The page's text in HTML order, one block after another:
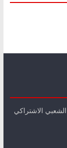
الاشتراكي